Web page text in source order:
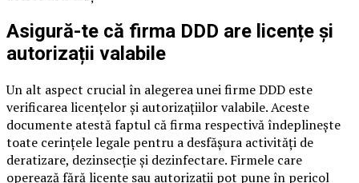
Asigură-te că firma DDD are licențe și
autorizații valabile
Un alt aspect crucial în alegerea unei firme DDD este
verificarea licențelor și autorizațiilor valabile. Aceste
documente atestă faptul că firma respectivă îndeplinește
toate cerințele legale pentru a desfășura activități de
deratizare, dezinsecție și dezinfectare. Firmele care
operează fără licențe sau autorizații pot pune în pericol